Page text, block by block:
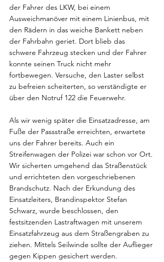
der Fahrer des LKW, bei einem
Ausweichmanöver mit einem Linienbus, mit
den Rädern in das weiche Bankett neben
der Fahrbahn geriet. Dort blieb das
schwere Fahrzeug stecken und der Fahrer
konnte seinen Truck nicht mehr
fortbewegen. Versuche, den Laster selbst
zu befreien scheiterten, so verständigte er
über den Notruf 122 die Feuerwehr.
Als wir wenig später die Einsatzadresse, am
Fuße der Passstraße erreichten, erwartete
uns der Fahrer bereits. Auch ein
Streifenwagen der Polizei war schon vor Ort.
Wir sicherten umgehend das Straßenstück
und errichteten den vorgeschriebenen
Brandschutz. Nach der Erkundung des
Einsatzleiters, Brandinspektor Stefan
Schwarz, wurde beschlossen, den
festsitzenden Lastraftwagen mit unserem
Einsatzfahrzeug aus dem Straßengraben zu
ziehen. Mittels Seilwinde sollte der Auflieger
gegen Kippen gesichert werden.